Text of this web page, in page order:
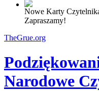
Nowe Karty
Zapraszamy!
TheGrue.org
Narodowe